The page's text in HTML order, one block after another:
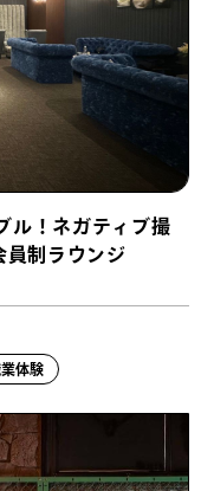
ル！ネガティブ撮
員制ラウンジ
体験